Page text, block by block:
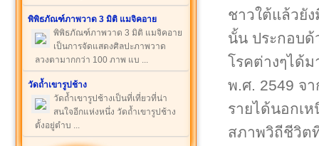
พิพิธภัณฑ์ภาพวาด 3 มิติ แมจิคอาย
พิพิธภัณฑ์ภาพวาด 3 มิติ แมจิคอาย
เป็นการจัดแสดงศิลปะภาพวาด
ลวงตามากกว่า 100 ภาพ แบ ...
วัดถ้ำเขารูปช้าง
วัดถ้ำเขารูปช้างเป็นที่เที่ยวที่น่า
สนใจอีกแห่งหนึ่ง วัดถ้ำเขารูปช้าง
ตั้งอยู่ตำบ ...
ชาวใต้แล้วยั
นั้น ประกอบด้
โรคต่างๆได้
พ.ศ. 2549 จ
รายได้นอกเ
สภาพวิถีชีวิต